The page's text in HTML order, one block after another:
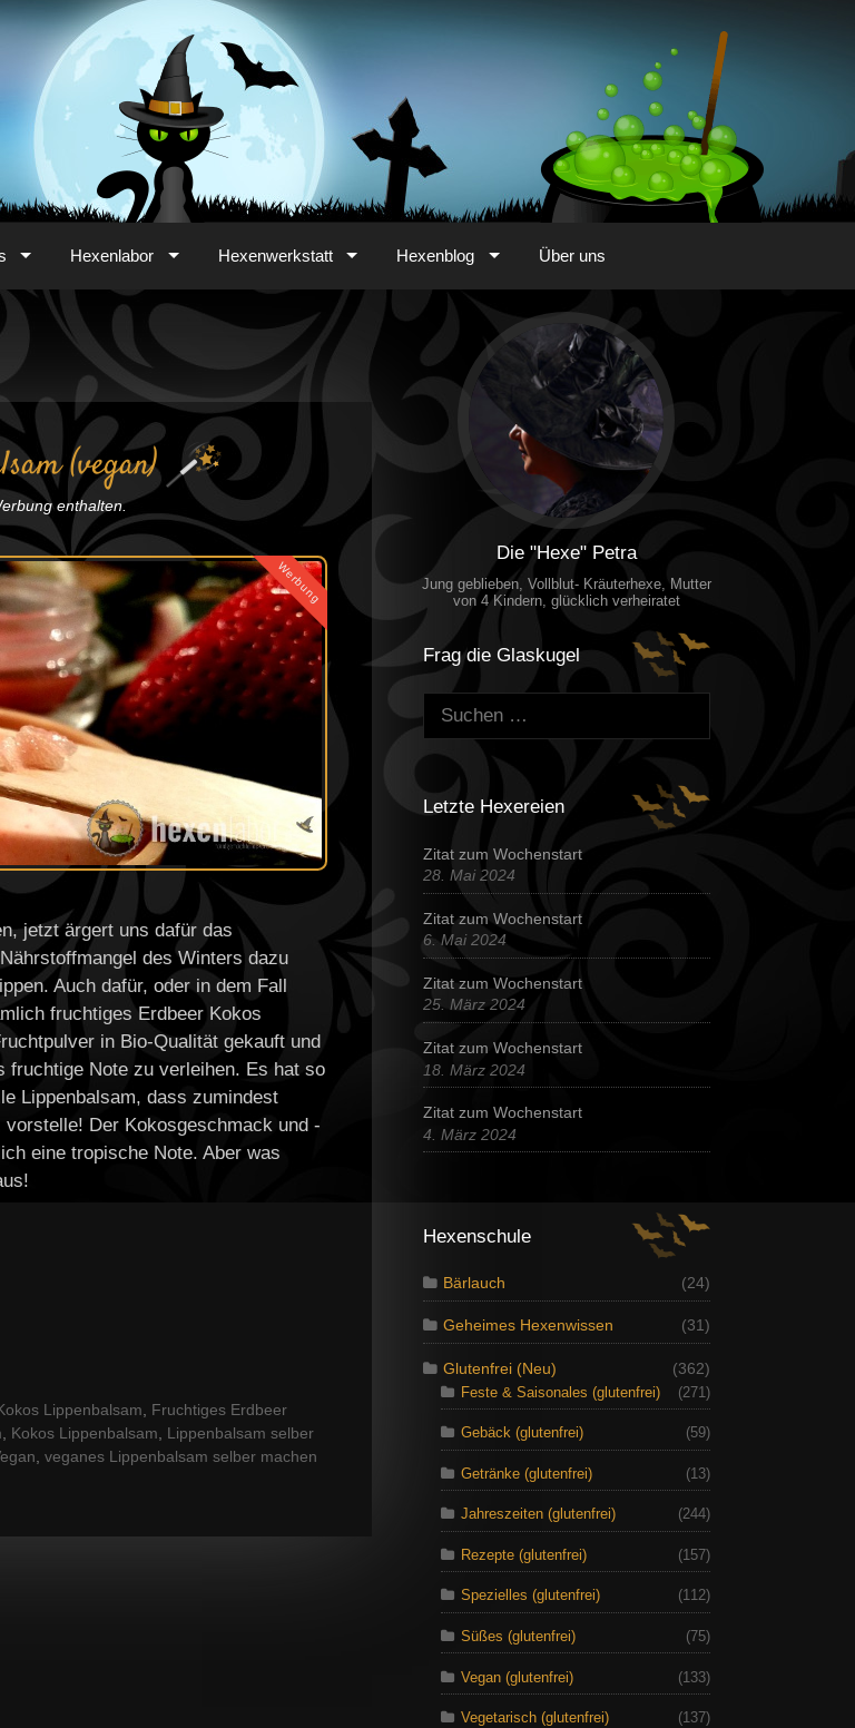
Hexenlabor Hexenwerkstatt Hexenblog Über uns
(vegan)
enthalten.
Werbung
jetzt ärgert uns dafür das
des Winters dazu
Auch dafür, oder in dem Fall
fruchtiges Erdbeer Kokos
in Bio-Qualität gekauft und
fruchtige Note zu verleihen. Es hat so
Lippenbalsam, dass zumindest
Der Kokosgeschmack und -
eine tropische Note. Aber was
Lippenbalsam
Fruchtiges Erdbeer
Kokos Lippenbalsam
Lippenbalsam selber
veganes Lippenbalsam selber machen
Die "Hexe" Petra
Jung geblieben, Vollblut- Kräuterhexe, Mutter
von 4 Kindern, glücklich verheiratet
Frag die Glaskugel
Suchen:
Letzte Hexereien
Zitat zum Wochenstart
28. Mai 2024
Zitat zum Wochenstart
6. Mai 2024
Zitat zum Wochenstart
25. März 2024
Zitat zum Wochenstart
18. März 2024
Zitat zum Wochenstart
4. März 2024
Hexenschule
Bärlauch (24)
Geheimes Hexenwissen (31)
Glutenfrei (Neu)
(362)
Feste & Saisonales (glutenfrei)
(271)
Gebäck (glutenfrei) (59)
Getränke (glutenfrei) (13)
Jahreszeiten (glutenfrei) (244)
Rezepte (glutenfrei) (157)
Spezielles (glutenfrei) (112)
Süßes (glutenfrei) (75)
Vegan (glutenfrei) (133)
Vegetarisch (glutenfrei) (137)